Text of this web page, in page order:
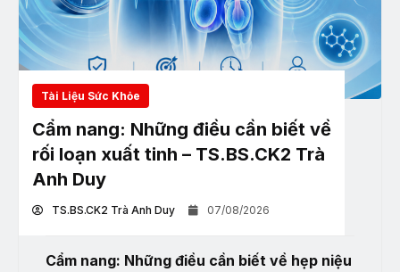
Tài Liệu Sức Khỏe
Cẩm nang: Những điều cần biết về
rối loạn xuất tinh – TS.BS.CK2 Trà
Anh Duy
TS.BS.CK2 Trà Anh Duy 07/08/2026
Cẩm nang: Những điều cần biết về hẹp niệu